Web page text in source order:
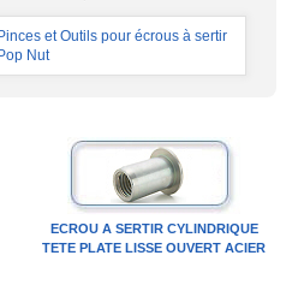
Pinces et Outils pour écrous à sertir
Pop Nut
ECROU A SERTIR CYLINDRIQUE
TETE PLATE LISSE OUVERT ACIER